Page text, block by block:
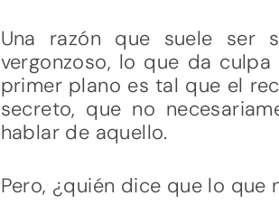
Una razón que suele ser
vergonzoso, lo que da
primer plano es tal que el
secreto, que no
hablar de aquello.
Pero, ¿quién dice que lo que